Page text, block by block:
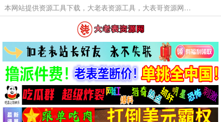
本网站提供资源工具下载，大老表资源工具，大表哥资源网软件工具，大老表资源下载，活动线报福利资源分享,活动线报，大型网游经典游戏，网络热门技术游戏辅助交流与分享。